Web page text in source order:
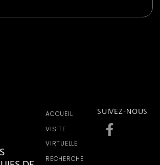
ACCUEIL
VISITE
VIRTUELLE
RECHERCHE
SUIVEZ-NOUS